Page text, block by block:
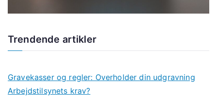
Trendende artikler
Gravekasser og regler: Overholder din udgravning
Arbejdstilsynets krav?